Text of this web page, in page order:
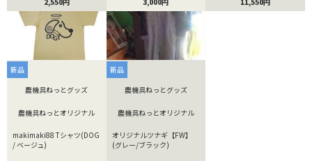
新品
農機具ねっとグッズ
農機具ねっとオリジナル
makimaki88 Tシャツ(DOG
/ ベージュ)
新品
農機具ねっとグッズ
農機具ねっとオリジナル
オリジナルツナギ【FW】
(グレー/ブラック)